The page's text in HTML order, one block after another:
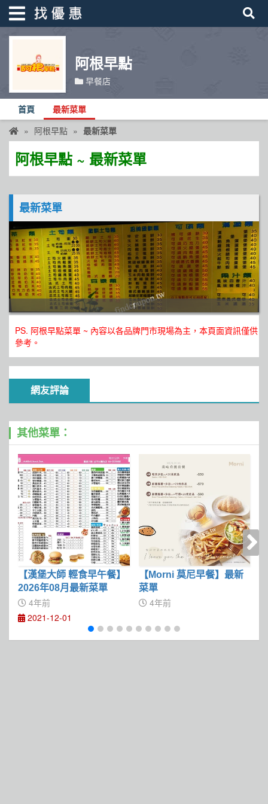
阿根早點
早餐店
首頁 最新菜單
阿根早點 最新菜單
阿根早點 ~ 最新菜單
最新菜單
1
PS. 阿根早點菜單 ~ 內容以各品牌門市現場為主，本頁面資訊僅供
參考。
網友評論
其他菜單：
【漢堡大師 輕食早午餐】
2026年08月最新菜單
4年前
2021-12-01
【Morni 莫尼早餐】最新
菜單
4年前
找優惠
優惠活動
折價卷
線上DM
品牌總覽